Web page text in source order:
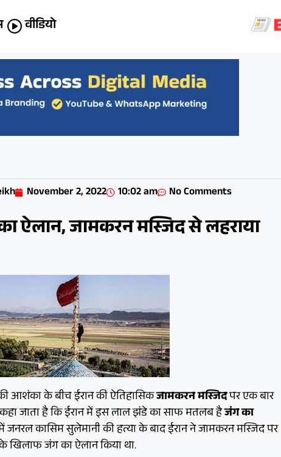
वीडियो
November 2, 2022 10:02 am No Comments
ऐलान, जामकरन मस्जिद से लहराया
आशंका के बीच ईरान की ऐतिहासिकजामकरन मस्जिदपर एक बार
जाता है कि ईरान में इस लाल झंडे का साफ मतलब हैजंग का
कासिम सुलेमानी की हत्या के बाद ईरान ने जामकरन मस्जिद पर
खिलाफ जंग का ऐलान किया था.